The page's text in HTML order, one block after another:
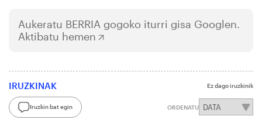
Aukeratu BERRIA gogoko iturri gisa Googlen.
Aktibatu hemen
IRUZKINAK Ez dago iruzkinik
Iruzkin bat egin ORDENATU